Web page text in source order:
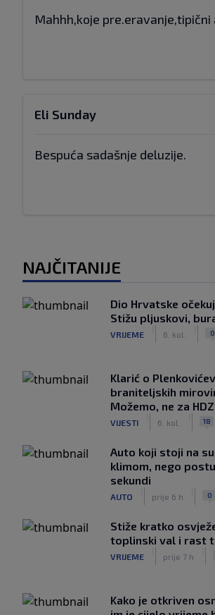
Mahhh,koje
Eli Sunday
Bespuća sadašnje deluzije.
NAJČITANIJE
Dio Hrvatske
Stižu pljuskovi,
VRIJEME 6. kol. 0
Klarić o
braniteljskih
Možemo, ne za HDZ
VIJESTI 6. kol. 18
Auto koji stoji na
klimom, nego
sekundi
AUTO prije 6 h 0
Stiže kratko
toplinski val i rast
VRIJEME prije 7 h
Kako je otkriven